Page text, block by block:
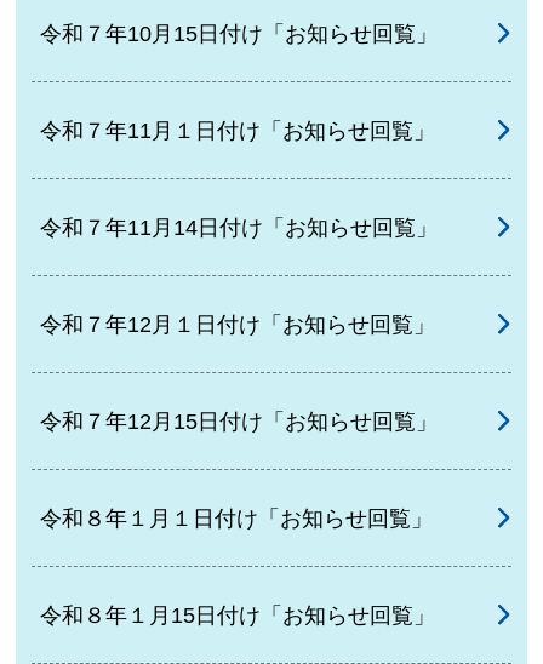
令和７年10月15日付け「お知らせ回覧」
令和７年11月１日付け「お知らせ回覧」
令和７年11月14日付け「お知らせ回覧」
令和７年12月１日付け「お知らせ回覧」
令和７年12月15日付け「お知らせ回覧」
令和８年１月１日付け「お知らせ回覧」
令和８年１月15日付け「お知らせ回覧」